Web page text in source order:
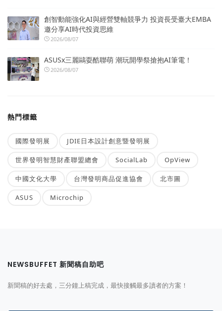
創智動能強化AI與經營雙軸競爭力 投資長受臺大EMBA
邀分享AI時代投資思維
2026/08/07
ASUSx三麗鷗耍酷聯萌 潮玩開學祭搶抱AI筆電！
2026/08/07
熱門標籤
國際發明展 JDIE日本設計創意暨發明展
世界發明智慧財產聯盟總會 SocialLab OpView
中國文化大學 台灣發明商品促進協會 北市圖
ASUS Microchip
NEWSBUFFET 新聞稿自助吧
新聞稿的好去處，三分鐘上稿完成，最快接觸最多讀者的方案！